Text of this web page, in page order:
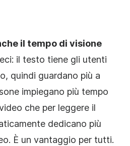
il tempo di visione
il testo tiene gli utenti
quindi guardano più a
impiegano più tempo
che per leggere il
dedicano più
. È un vantaggio per tutti.